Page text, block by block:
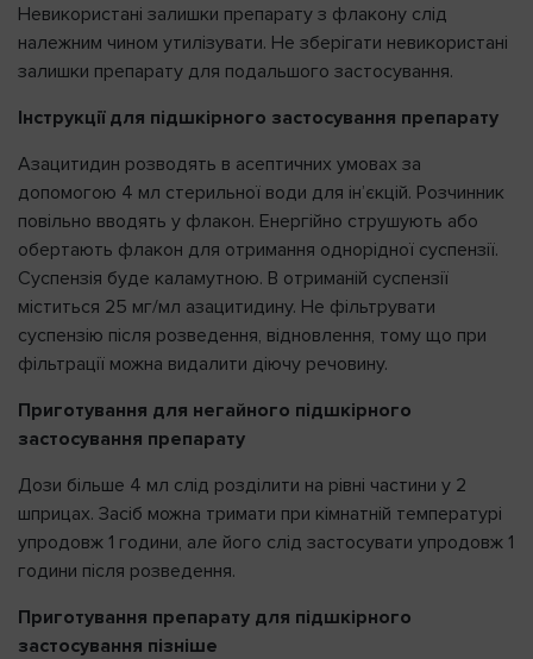
Невикористані залишки препарату з флакону слід
належним чином утилізувати. Не зберігати невикористані
залишки препарату для подальшого застосування.
Інструкції для підшкірного застосування препарату
Азацитидин розводять в асептичних умовах за
допомогою 4 мл стерильної води для ін’єкцій. Розчинник
повільно вводять у флакон. Енергійно струшують або
обертають флакон для отримання однорідної суспензії.
Суспензія буде каламутною. В отриманій суспензії
міститься 25 мг/мл азацитидину. Не фільтрувати
суспензію після розведення, відновлення, тому що при
фільтрації можна видалити діючу речовину.
Приготування для негайного підшкірного
застосування препарату
Дози більше 4 мл слід розділити на рівні частини у 2
шприцах. Засіб можна тримати при кімнатній температурі
упродовж 1 години, але його слід застосувати упродовж 1
години після розведення.
Приготування препарату для підшкірного
застосування пізніше